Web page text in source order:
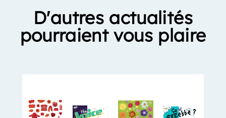
D'autres actualités
pourraient vous plaire